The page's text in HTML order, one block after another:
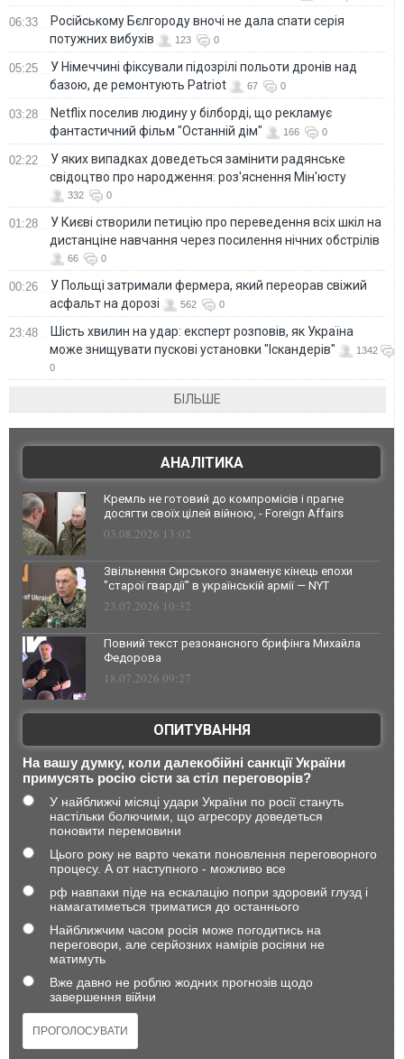
06:33
Російському Бєлгороду вночі не дала спати серія
потужних вибухів
123 0
05:25
У Німеччині фіксували підозрілі польоти дронів над
базою, де ремонтують Patriot
67 0
03:28
Netflix поселив людину у білборді, що рекламує
фантастичний фільм "Останній дім"
166 0
02:22
У яких випадках доведеться замінити радянське
свідоцтво про народження: роз'яснення Мін'юсту
332 0
01:28
У Києві створили петицію про переведення всіх шкіл на
дистанціне навчання через посилення нічних обстрілів
66 0
00:26
У Польщі затримали фермера, який переорав свіжий
асфальт на дорозі
562 0
23:48
Шість хвилин на удар: експерт розповів, як Україна
може знищувати пускові установки "Іскандерів"
1342
0
БІЛЬШЕ
АНАЛІТИКА
Кремль не готовий до компромісів і прагне
досягти своїх цілей війною, - Foreign Affairs
03.08.2026 13:02
Звільнення Сирського знаменує кінець епохи
"старої гвардії" в українській армії — NYT
23.07.2026 10:32
Повний текст резонансного брифінга Михайла
Федорова
18.07.2026 09:27
ОПИТУВАННЯ
На вашу думку, коли далекобійні санкції України
примусять росію сісти за стіл переговорів?
У найближчі місяці удари України по росії стануть
настільки болючими, що агресору доведеться
поновити перемовини
Цього року не варто чекати поновлення переговорного
процесу. А от наступного - можливо все
рф навпаки піде на ескалацію попри здоровий глузд і
намагатиметься триматися до останнього
Найближчим часом росія може погодитись на
переговори, але серйозних намірів росіяни не
матимуть
Вже давно не роблю жодних прогнозів щодо
завершення війни